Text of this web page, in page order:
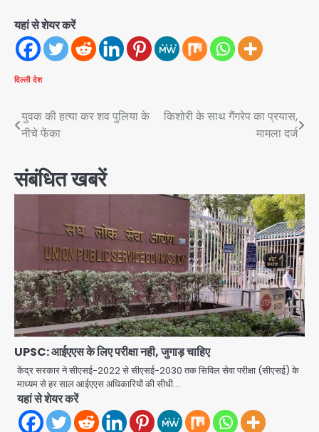
यहां से शेयर करें
दिल्ली देश
Post
navigation
युवक की हत्या कर शव पुलिया के
नीचे फेंका
किशोरी के साथ गैंगरेप का प्रयास,
मामला दर्ज
संबंधित खबरें
UPSC: आईएएस के लिए परीक्षा नही, जुगाड़ चाहिए
केंद्र सरकार ने सीएसई-2022 से सीएसई-2030 तक सिविल सेवा परीक्षा (सीएसई) के
माध्यम से हर साल आईएएस अधिकारियों की सीधी…
यहां से शेयर करें